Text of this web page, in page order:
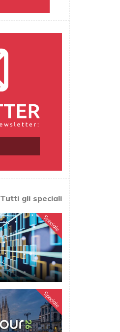
Tutti gli speciali
Speciale
Speciale